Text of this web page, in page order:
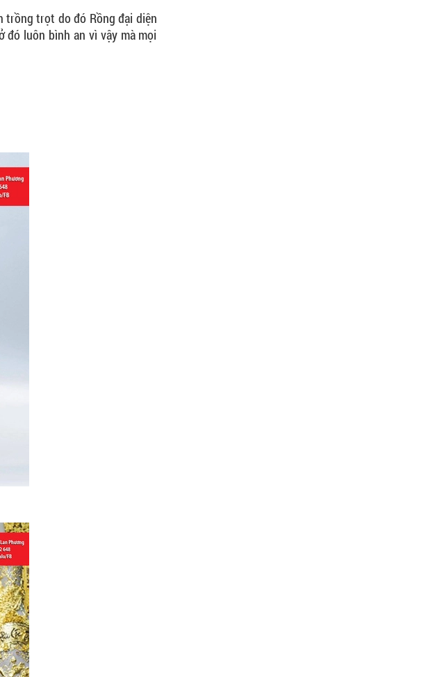
trồng trọt do đó Rồng đại diện
đó luôn bình an vì vậy mà mọi